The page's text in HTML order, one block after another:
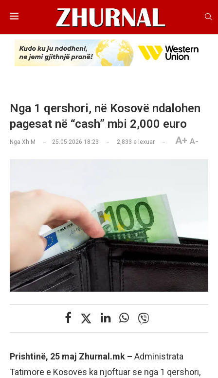
Nga 1 qershori, në Kosovë ndalohen
pagesat në “cash” mbi 2,000 euro
Nga Xh M 25.05.2026 18:23 2,833 e lexuar A+ A-
Prishtinë, 25 maj Zhurnal.mk – Administrata
Tatimore e Kosovës ka njoftuar se nga 1 qershori,